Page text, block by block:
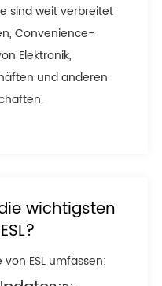
sind weit verbreitet
Convenience-
Elektronik,
und anderen
wichtigsten
ESL umfassen: